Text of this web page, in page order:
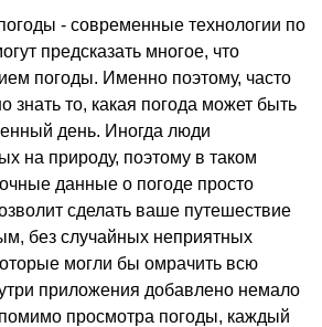
- современные технологии по
предсказать многое, что
погоды. Именно поэтому, часто
знать то, какая погода может быть
день. Иногда люди
на природу, поэтому в таком
данные о погоде просто
сделать ваше путешествие
без случайных неприятных
могли бы омрачить всю
приложения добавлено немало
просмотра погоды, каждый